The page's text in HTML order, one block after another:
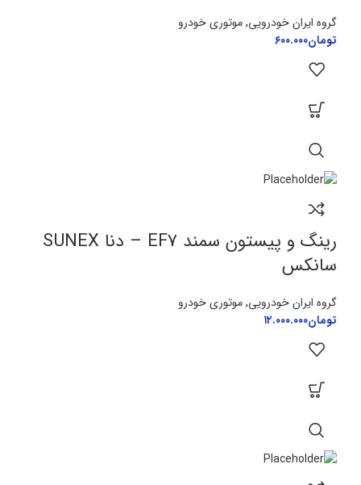
گروه ایران خودرویی,موتوری خودرو
تومان۶۰۰.۰۰۰
رینگ و پیستون سمند EF7 – دنا SUNEX
سانکس
گروه ایران خودرویی,موتوری خودرو
تومان۱۲.۰۰۰.۰۰۰